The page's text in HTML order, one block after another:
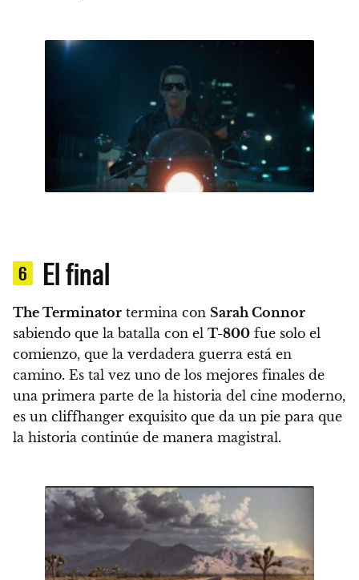
6 El final
The Terminator termina con Sarah Connor
sabiendo que la batalla con el T-800 fue solo el
comienzo, que la verdadera guerra está en
camino. Es tal vez uno de los mejores finales de
una primera parte de la historia del cine moderno,
es un cliffhanger exquisito que da un pie para que
la historia continúe de manera magistral.